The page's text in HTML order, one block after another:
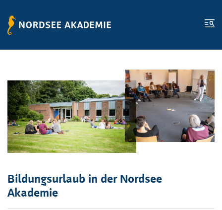
Zum Inhalt springen
Zur Fußzeile springen
Bildungsurlaub in der Nordsee
Akademie